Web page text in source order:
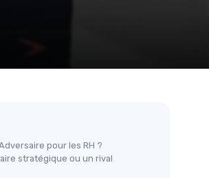
pour les RH ?
stratégique ou un rival